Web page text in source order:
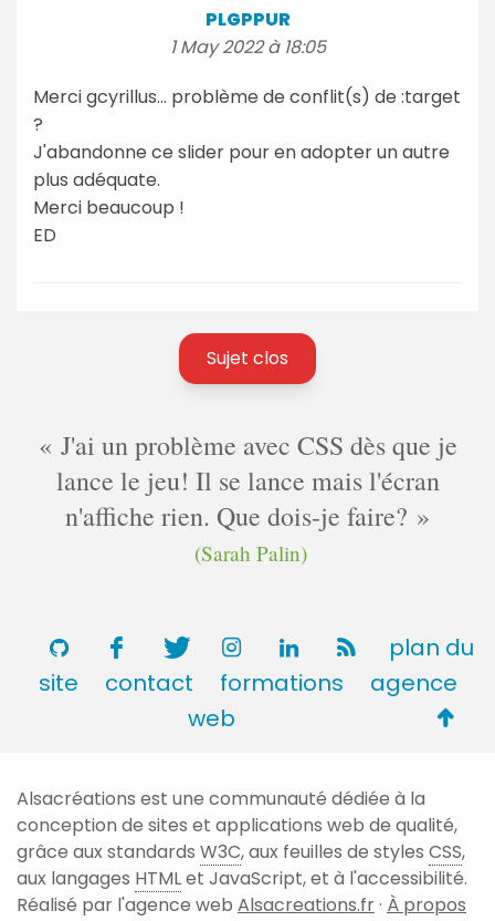
PLGPPUR
1 May 2022 à 18:05
Merci gcyrillus... problème de conflit(s) de :target
?
J'abandonne ce slider pour en adopter un autre
plus adéquate.
Merci beaucoup !
ED
Sujet clos
J'ai un problème avec CSS dès que je
lance le jeu! Il se lance mais l'écran
n'affiche rien. Que dois-je faire?
(Sarah Palin)
plan du
site
contact formations
agence
web
de
page
Alsacréations est une communauté dédiée à la
conception de sites et applications web de qualité,
grâce aux standards W3C, aux feuilles de styles CSS,
aux langages HTMLet JavaScript, et à l'accessibilité.
Réalisé par l'agence web Alsacreations.fr· À propos